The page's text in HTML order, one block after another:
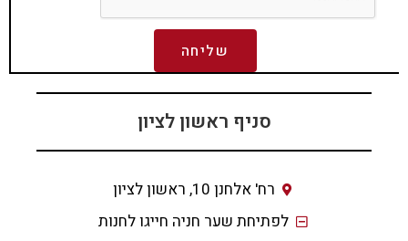
שליחה
סניף ראשון לציון
רח' אלחנן 10, ראשון לציון
לפתיחת שער חניה חייגו לחנות